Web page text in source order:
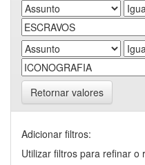
Retornar valores
Adicionar filtros:
Utilizar filtros para refinar o